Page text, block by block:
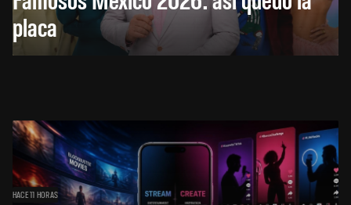
placa
HACE 11 HORAS